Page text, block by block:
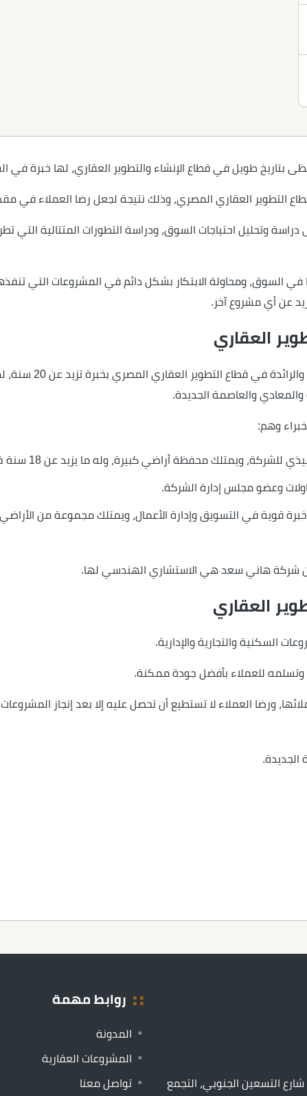
بتاريخ طويل في قطاع الإنشاء والتطوير العقاري، لها خبرة
التطوير العقاري المصري، وذلك نتيجة لجعل رضا العملاء في
وتحليل احتياجات السوق، ودراسة التطورات المتتالية التي
في السوق، ومحاولة الابتكار بشكل دائم في المشروعات التي
عن أي مشروع آخر.
العقاري
والعاصمة الجديدة.
وهم:
محفظة أراضي كبيرة، وله ما يزيد عن 18 سنة خبرة في السوق العقاري المصري.
وعضو مجلس إدارة الشركة.
قوية في التسويق وإدارة الأعمال، ويمتلك مجموعة من
شركة هاني سعد هي الاستشاري الهندسي لها.
العقاري
السكنية والتجارية والإدارية.
وتسلمه للعملاء بأفضل جودة ممكنة.
ورضا العملاء لا تستطيع أن تحصل عليه إلا بعد إنجاز
الجديدة.
299، النرجس 2، شارع التسعين الجنوبي، التجمع
روابط مهمة
المدونة
المشروعات العقارية
تواصل معنا